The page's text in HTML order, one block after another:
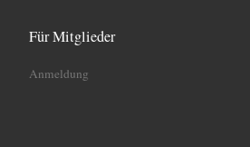
Für Mitglieder
Anmeldung